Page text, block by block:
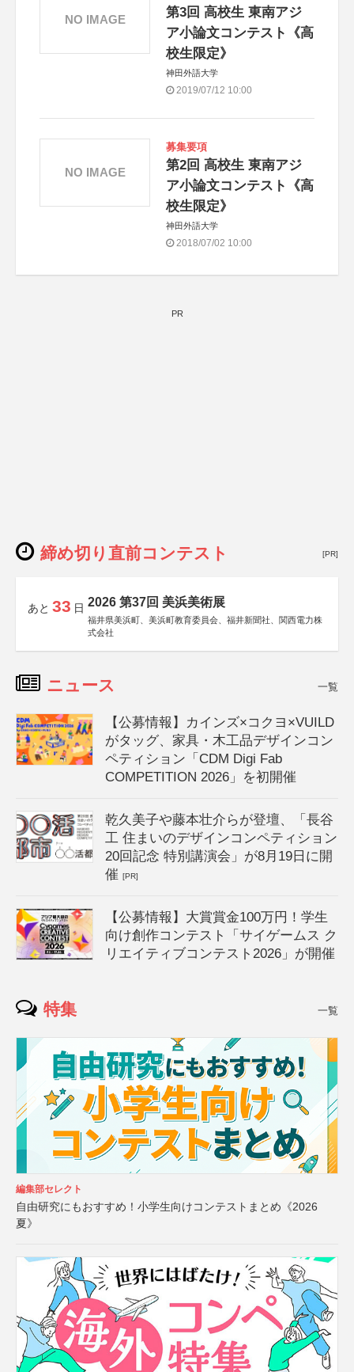
第3回 高校生 東南アジ
ア小論文コンテスト《高
校生限定》
神田外語大学
2019/07/12 10:00
NO IMAGE
募集要項
第2回 高校生 東南アジ
ア小論文コンテスト《高
校生限定》
神田外語大学
2018/07/02 10:00
NO IMAGE
PR
締め切り直前コンテスト [PR]
あと 33 日 2026 第37回 美浜美術展
福井県美浜町、美浜町教育委員会、福井新聞社、関西電力株
式会社
ニュース 一覧
【公募情報】カインズ×コクヨ×VUILD
がタッグ、家具・木工品デザインコン
ペティション「CDM Digi Fab
COMPETITION 2026」を初開催
乾久美子や藤本壮介らが登壇、「長谷
工 住まいのデザインコンペティション
20回記念 特別講演会」が8月19日に開
催[PR]
【公募情報】大賞賞金100万円！学生
向け創作コンテスト「サイゲームス ク
リエイティブコンテスト2026」が開催
特集 一覧
編集部セレクト
自由研究にもおすすめ！小学生向けコンテストまとめ《2026
夏》